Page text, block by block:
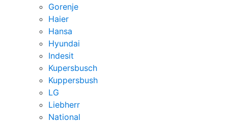
Gorenje
Haier
Hansa
Hyundai
Indesit
Kupersbusch
Kuppersbush
LG
Liebherr
National